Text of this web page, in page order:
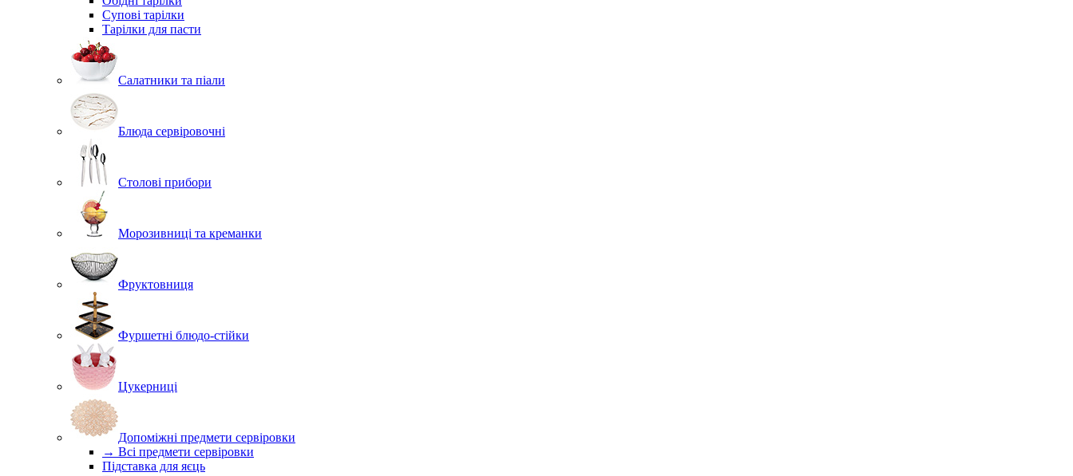
Супові тарілки
Тарілки для пасти
Салатники та піали
Блюда сервіровочні
Столові прибори
Морозивниці та креманки
Фруктовниця
Фуршетні блюдо-стійки
Цукерниці
Допоміжні предмети сервіровки
→ Всі предмети сервіровки
Підставка для яєць